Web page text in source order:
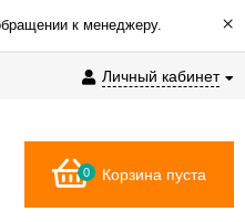
к менеджеру. ×
Личный кабинет
0 Корзина пуста